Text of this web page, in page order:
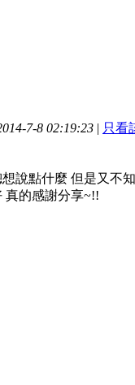
7-8 02:19:23 | 只看
說點什麼 但是又不
真的感謝分享~!!